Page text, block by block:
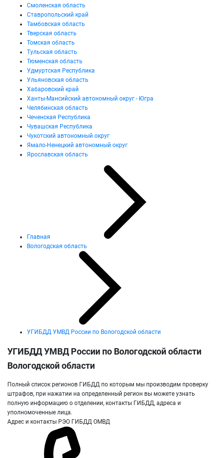
Смоленская область
Ставропольский край
Тамбовская область
Тверская область
Томская область
Тульская область
Тюменская область
Удмуртская Республика
Ульяновская область
Хабаровский край
Ханты-Мансийский автономный округ - Югра
Челябинская область
Чеченская Республика
Чувашская Республика
Чукотский автономный округ
Ямало-Ненецкий автономный округ
Ярославская область
Главная
Вологодская область
УГИБДД УМВД России по Вологодской области
УГИБДД УМВД России по Вологодской области
Вологодской области
Полный список регионов ГИБДД по которым мы производим проверку
штрафов, при нажатии на определенный регион вы можете узнать
полную информацию о отделении, контакты ГИБДД, адреса и
уполномоченные лица.
Адрес и контакты РЭО ГИБДД ОМВД